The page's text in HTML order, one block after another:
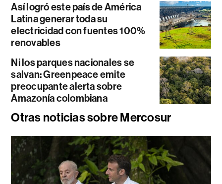
Así logró este país de América
Latina generar toda su
electricidad con fuentes 100%
renovables
Ni los parques nacionales se
salvan: Greenpeace emite
preocupante alerta sobre
Amazonía colombiana
Otras noticias sobre Mercosur